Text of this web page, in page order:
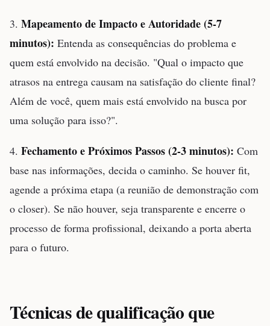
3. Mapeamento de Impacto e Autoridade (5-7
minutos): Entenda as consequências do problema e
quem está envolvido na decisão. "Qual o impacto que
atrasos na entrega causam na satisfação do cliente final?
Além de você, quem mais está envolvido na busca por
uma solução para isso?".
4. Fechamento e Próximos Passos (2-3 minutos): Com
base nas informações, decida o caminho. Se houver fit,
agende a próxima etapa (a reunião de demonstração com
o closer). Se não houver, seja transparente e encerre o
processo de forma profissional, deixando a porta aberta
para o futuro.
Técnicas de qualificação que